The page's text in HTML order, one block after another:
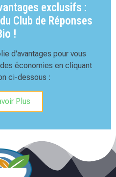
exclusifs :
Club de Réponses
!
d'avantages pour vous
économies en cliquant
ci-dessous :
Plus